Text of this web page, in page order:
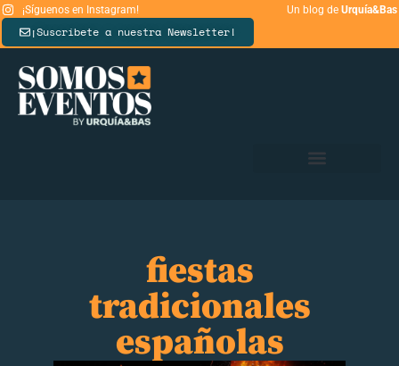
¡Síguenos en Instagram! Un blog de Urquía&Bas
¡Suscríbete a nuestra Newsletter!
fiestas
tradicionales
españolas